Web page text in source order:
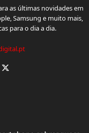
as últimas novidades em
Samsung e muito mais,
para o dia a dia.